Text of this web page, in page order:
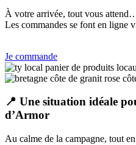
À votre arrivée, tout vous
Les commandes se font en ligne
Je commande
📍 Une situation idéale
d’Armor
Au calme de la campagne, tout